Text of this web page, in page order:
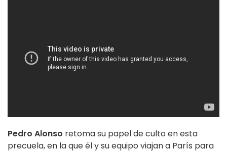
Pedro Alonso retoma su papel de culto en esta
precuela, en la que él y su equipo viajan a París para